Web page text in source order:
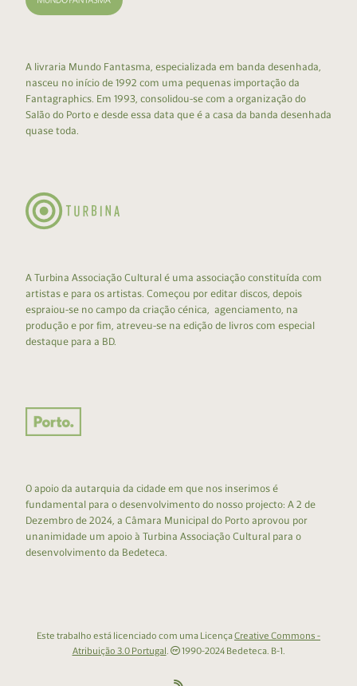
A livraria Mundo Fantasma, especializada em banda desenhada,
nasceu no início de 1992 com uma pequenas importação da
Fantagraphics. Em 1993, consolidou-se com a organização do
Salão do Porto e desde essa data que é a casa da banda desenhada
quase toda.
A Turbina Associação Cultural é uma associação constituída com
artistas e para os artistas. Começou por editar discos, depois
espraiou-se no campo da criação cénica, agenciamento, na
produção e por fim, atreveu-se na edição de livros com especial
destaque para a BD.
O apoio da autarquia da cidade em que nos inserimos é
fundamental para o desenvolvimento do nosso projecto: A 2 de
Dezembro de 2024, a Câmara Municipal do Porto aprovou por
unanimidade um apoio à Turbina Associação Cultural para o
desenvolvimento da Bedeteca.
Este trabalho está licenciado com uma LicençaCreative Commons -
Atribuição 3.0 Portugal. 1990-2024 Bedeteca. B-1.